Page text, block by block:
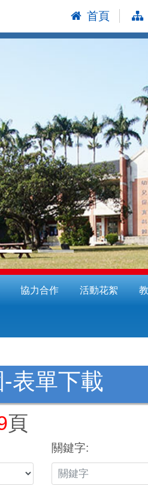
首頁
協力合作 活動花絮
表單下載
頁
關鍵字: